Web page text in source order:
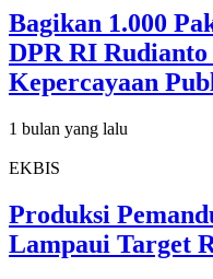
Bagikan 1.000
DPR RI
Kepercayaan
1 bulan yang lalu
EKBIS
Produksi
Lampaui Target